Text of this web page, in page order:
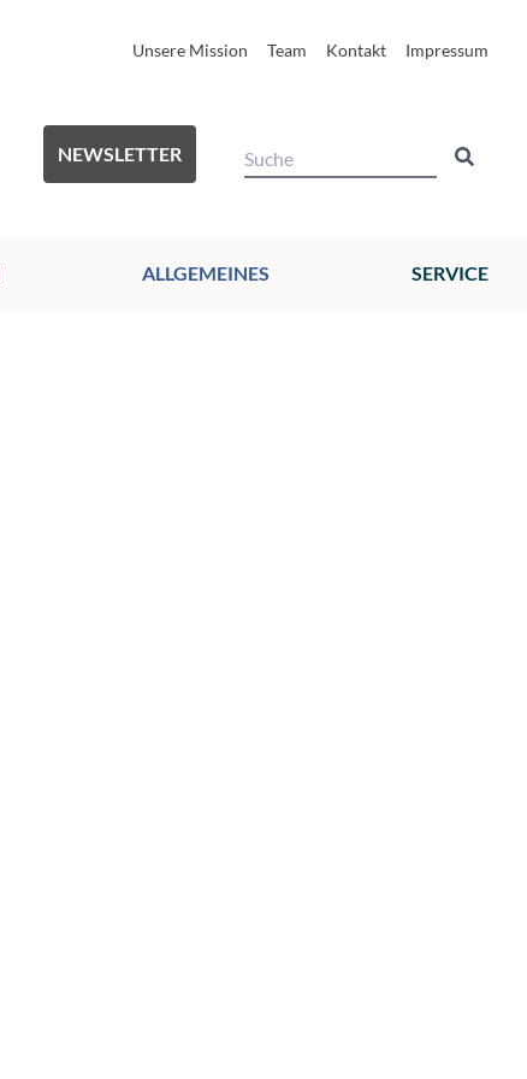
Unsere Mission Team Kontakt Impressum
NEWSLETTER
ALLGEMEINES SERVICE